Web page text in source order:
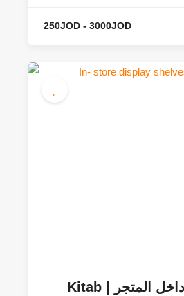
أرفف العرض داخل المتجر | Kitab